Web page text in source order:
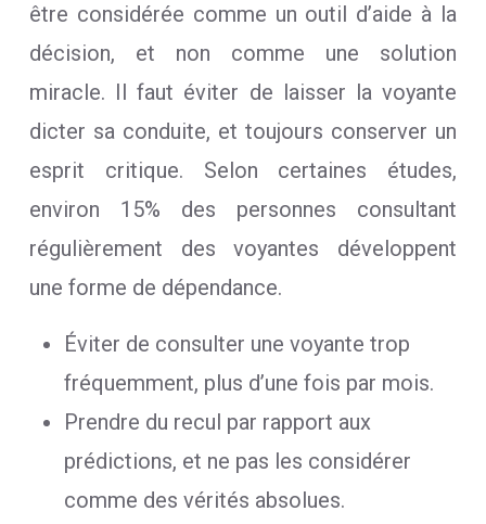
être considérée comme un outil d’aide à la
décision, et non comme une solution
miracle. Il faut éviter de laisser la voyante
dicter sa conduite, et toujours conserver un
esprit critique. Selon certaines études,
environ 15% des personnes consultant
régulièrement des voyantes développent
une forme de dépendance.
Éviter de consulter une voyante trop
fréquemment, plus d’une fois par mois.
Prendre du recul par rapport aux
prédictions, et ne pas les considérer
comme des vérités absolues.